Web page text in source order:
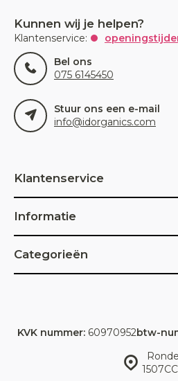
Kunnen wij je helpen?
Klantenservice:
Bel ons
075 6145450
Stuur ons een e-mail
info@idorganics.com
Klantenservice
Informatie
Categorieën
KVK nummer:60970952btw-